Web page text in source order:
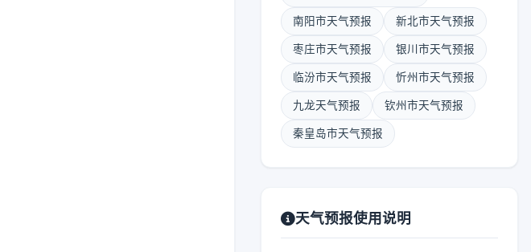
南阳市天气预报 新北市天气预报
枣庄市天气预报 银川市天气预报
临汾市天气预报 忻州市天气预报
九龙天气预报 钦州市天气预报
秦皇岛市天气预报
天气预报使用说明